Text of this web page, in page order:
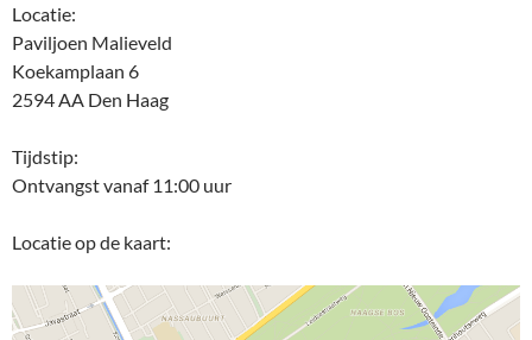
Locatie:
Paviljoen Malieveld
Koekamplaan 6
2594 AA Den Haag
Tijdstip:
Ontvangst vanaf 11:00 uur
Locatie op de kaart: